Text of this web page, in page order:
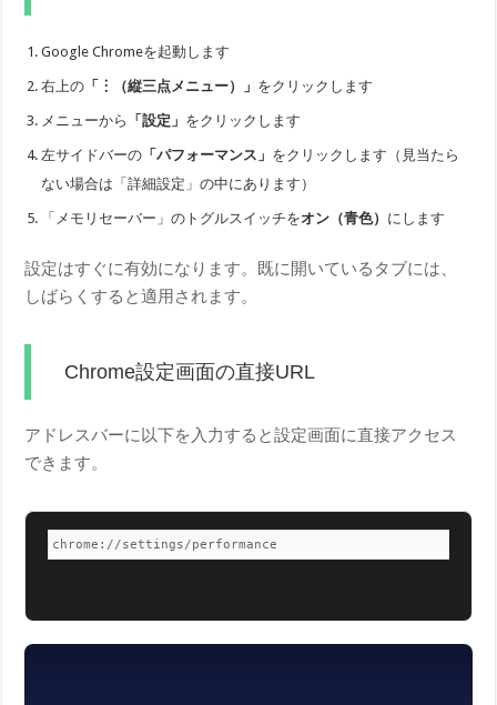
Google Chromeを起動します
右上の 「︙（縦三点メニュー）」 をクリックします
メニューから 「設定」 をクリックします
左サイドバーの 「パフォーマンス」 をクリックします（見当たら
ない場合は「詳細設定」の中にあります）
「メモリセーバー」のトグルスイッチをオン（青色） にします
設定はすぐに有効になります。既に開いているタブには、
しばらくすると適用されます。
Chrome設定画面の直接URL
アドレスバーに以下を入力すると設定画面に直接アクセス
できます。
chrome://settings/performance